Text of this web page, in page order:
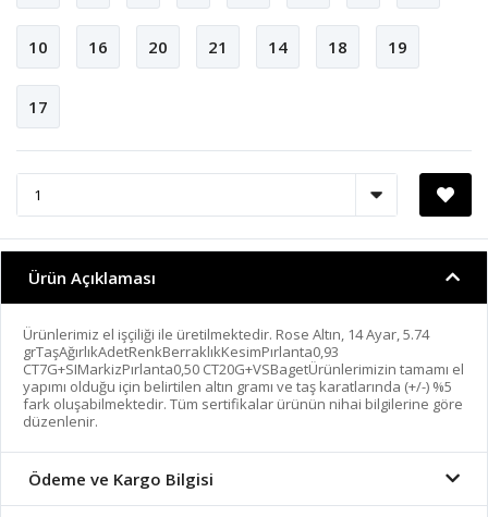
10 16 20 21 14 18 19
17
Ürün Açıklaması
Ürünlerimiz el işçiliği ile üretilmektedir. Rose Altın, 14 Ayar, 5.74
grTaşAğırlıkAdetRenkBerraklıkKesimPırlanta0,93
CT7G+SIMarkizPırlanta0,50 CT20G+VSBagetÜrünlerimizin tamamı el
yapımı olduğu için belirtilen altın gramı ve taş karatlarında (+/-) %5
fark oluşabilmektedir. Tüm sertifikalar ürünün nihai bilgilerine göre
düzenlenir.
Ödeme ve Kargo Bilgisi